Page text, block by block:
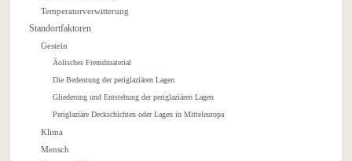
Temperaturverwitterung
Standortfaktoren
Gestein
Äolisches Fremdmaterial
Die Bedeutung der periglaziären Lagen
Gliederung und Entstehung der periglaziären Lagen
Periglaziäre Deckschichten oder Lagen in Mitteleuropa
Klima
Mensch